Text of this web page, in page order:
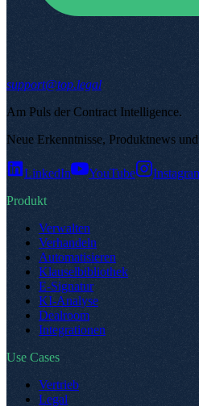
support@top.legal
Am Puls der Contract Intelligence.
Neue Erkenntnisse, Produktnews
LinkedIn YouTube
Produkt
Verwalten
Verhandeln
Automatisieren
Klauselbibliothek
E-Signatur
KI-Analyse
Dealroom
Integrationen
Use Cases
Vertrieb
Legal